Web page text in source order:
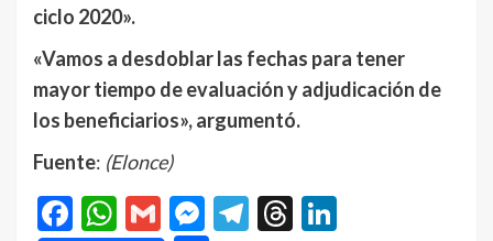
ciclo 2020».
«Vamos a desdoblar las fechas para tener
mayor tiempo de evaluación y adjudicación de
los beneficiarios», argumentó.
Fuente: (Elonce)
Facebook
WhatsApp
GmailMessenger
Telegram
Threads